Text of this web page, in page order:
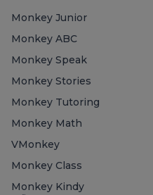
Monkey Junior
Monkey ABC
Monkey Speak
Monkey Stories
Monkey Tutoring
Monkey Math
VMonkey
Monkey Class
Monkey Kindy